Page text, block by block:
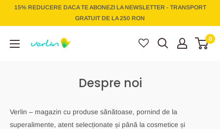
15% REDUCERE DACA TE ABONEZI LA NEWSLETTER - TRANSPORT
GRATUIT DE LA 250 RON
0
Despre noi
Verlin – magazin cu produse sănătoase, pornind de la
superalimente, atent selecționate și până la cosmetice și